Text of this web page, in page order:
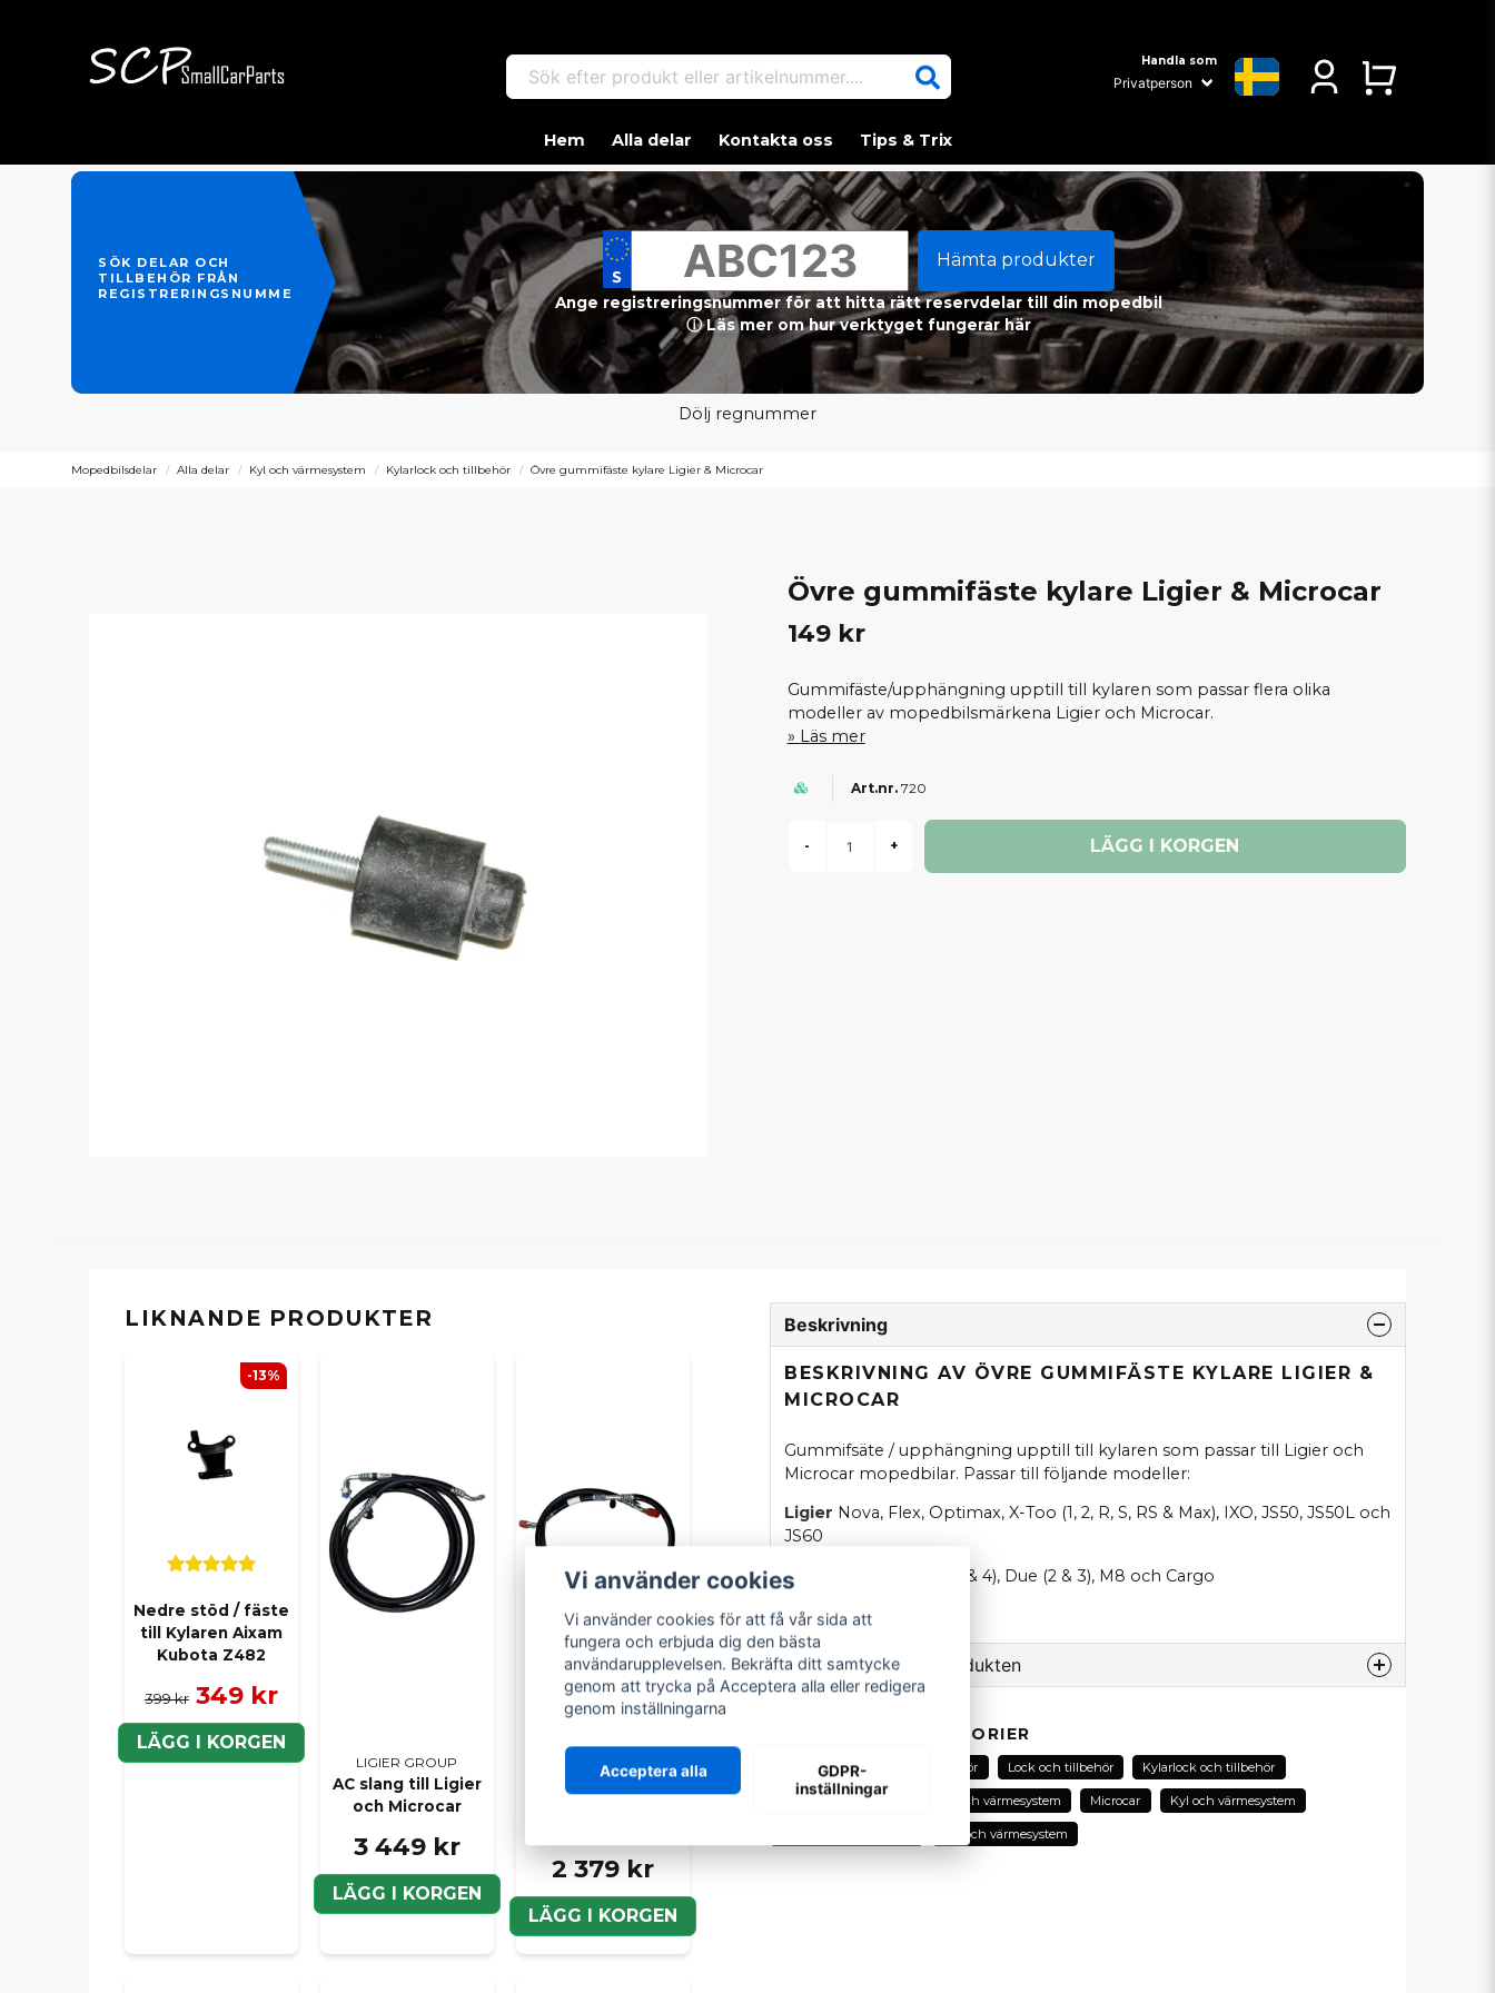
Sök efter produkt eller artikelnummer.... Handla som
Hem Alla delar Kontakta oss Tips & Trix
SÖK DELAR OCH
TILLBEHÖR FRÅN
REGISTRERINGSNUMMER
Hämta produkter
Ange registreringsnummer för att hitta rätt reservdelar till din mopedbil
ⓘ Läs mer om hur verktyget fungerar här
Dölj regnummer
Mopedbilsdelar Alla delar Kyl och värmesystem Kylarlock och tillbehör Övre gummifäste kylare Ligier & Microcar
Övre gummifäste kylare Ligier & Microcar
149 kr
Gummifäste/upphängning upptill till kylaren som passar flera olika
modeller av mopedbilsmärkena Ligier och Microcar.
Läs mer
720
- + LÄGG I KORGEN
LIKNANDE PRODUKTER
Nedre stöd / fäste
till Kylaren Aixam
Kubota Z482
399 kr 349 kr
LÄGG I KORGEN
-13%
LIGIER GROUP
AC slang till Ligier
och Microcar
3 449 kr
LÄGG I KORGEN
LIGIER GROUP
AC slang till Ligier
2 379 kr
LÄGG I KORGEN
Beskrivning
BESKRIVNING AV ÖVRE GUMMIFÄSTE KYLARE LIGIER &
MICROCAR
Gummifsäte / upphängning upptill till kylaren som passar till Ligier och
Microcar mopedbilar. Passar till följande modeller:
Ligier Nova, Flex, Optimax, X-Too (1, 2, R, S, RS & Max), IXO, JS50, JS50L och
JS60
Microcar
M.GO (1, 2, 3 & 4), Due (2 & 3), M8 och Cargo
Pris per st.
Ställ en fråga om produkten
Fråga oss om denna produkt...
Namn
RELATERADE KATEGORIER
Alla delar Ligier Tillbehör Lock och tillbehör Kylarlock och tillbehör
Kyl och värmesystem Kyl och värmesystem Microcar Kyl och värmesystem
Kyl och värmesystem
Vi använder cookies
Vi använder cookies för att få vår sida att
fungera och erbjuda dig den bästa
användarupplevelsen. Bekräfta ditt samtycke
genom att trycka på Acceptera alla eller redigera
genom inställningarna
Acceptera alla
GDPR-
inställningar